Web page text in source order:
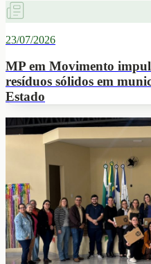
23/07/2026
MP em Movimento
resíduos sólidos em
Estado